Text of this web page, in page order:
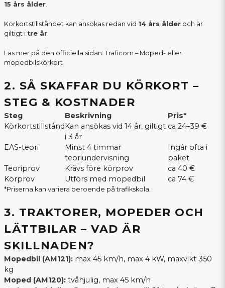
15 års ålder.
Körkortstillståndet kan ansökas redan vid 14 års ålder och är
giltigt i tre år.
Läs mer på den officiella sidan: Traficom – Moped- eller
mopedbilskörkort
2. SÅ SKAFFAR DU KÖRKORT –
STEG & KOSTNADER
Steg Beskrivning
Pris*
KörkortstillståndKan ansökas vid 14 år, giltigt
i 3 år
ca 24–39 €
EAS-teori
Minst 4 timmar
teoriundervisning
Ingår ofta i
paket
Teoriprov
Krävs före körprov
ca 40 €
Körprov
Utförs med mopedbil ca 74 €
*Priserna kan variera beroende på trafikskola.
3. TRAKTORER, MOPEDER OCH
LÄTTBILAR – VAD ÄR
SKILLNADEN?
Mopedbil (AM121): max 45 km/h, max 4 kW, maxvikt 350
kg
Moped (AM120): tvåhjulig, max 45 km/h